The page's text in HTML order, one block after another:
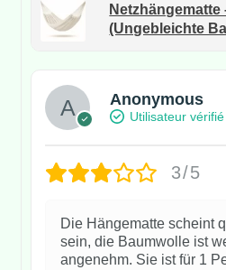
Netzhängematte
(Ungebleichte
Anonymous
Utilisateur vérifié
3/5
Die Hängematte scheint
sein, die Baumwolle ist
angenehm. Sie ist für 1